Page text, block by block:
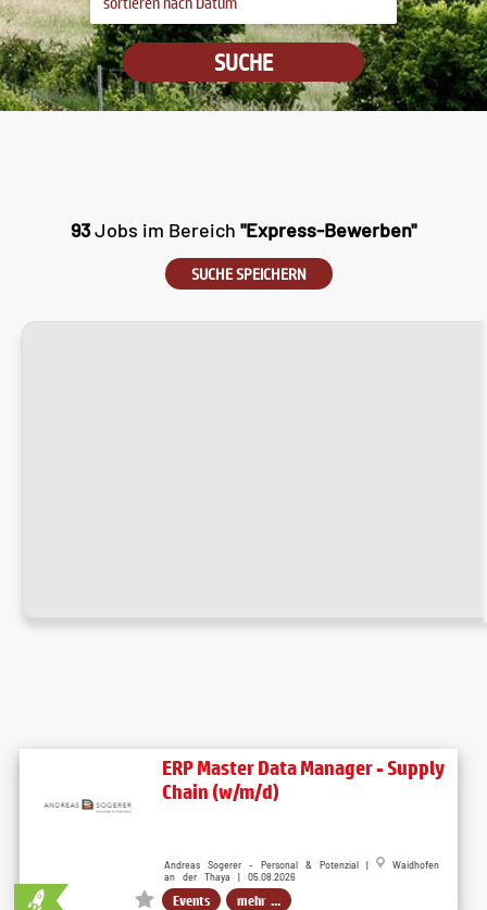
SUCHE
93Jobs im Bereich "Express-Bewerben"
SUCHE SPEICHERN
ERP Master Data Manager - Supply
Chain (w/m/d)
Andreas Sogerer - Personal & Potenzial |
Waidhofen
an der Thaya | 05.08.2026
Events mehr ...